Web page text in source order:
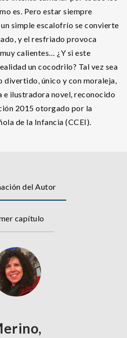
es. Pero estar siempre
simple escalofrío se convierte
y el resfriado provoca
calientes… ¿Y si este
un cocodrilo? Tal vez sea
único y con moraleja,
e ilustradora novel, reconocido
2015 otorgado por la
de la Infancia (CCEI).
del Autor
capítulo